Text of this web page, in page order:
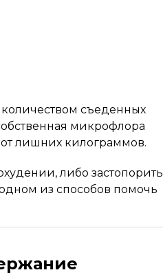
съеденных
микрофлора
лишних килограммов.
либо застопорить
из способов помочь